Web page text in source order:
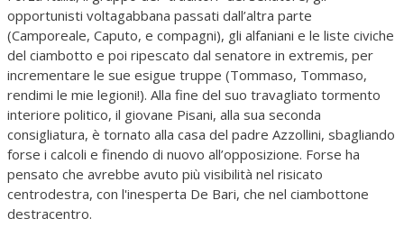
opportunisti voltagabbana passati dall’altra parte
(Camporeale, Caputo, e compagni), gli alfaniani e le liste civiche
del ciambotto e poi ripescato dal senatore in extremis, per
incrementare le sue esigue truppe (Tommaso, Tommaso,
rendimi le mie legioni!). Alla fine del suo travagliato tormento
interiore politico, il giovane Pisani, alla sua seconda
consigliatura, è tornato alla casa del padre Azzollini, sbagliando
forse i calcoli e finendo di nuovo all’opposizione. Forse ha
pensato che avrebbe avuto più visibilità nel risicato
centrodestra, con l'inesperta De Bari, che nel ciambottone
destracentro.